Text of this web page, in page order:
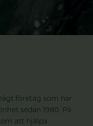
företag som har
sedan 1980. På
att hjälpa